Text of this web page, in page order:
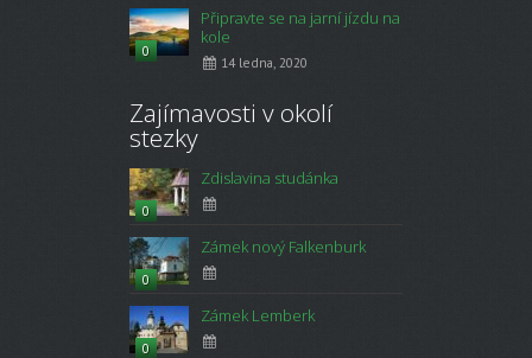
0
Připravte se na jarní jízdu na
kole
14 ledna, 2020
Zajímavosti v okolí
stezky
0
Zdislavina studánka
0
Zámek nový Falkenburk
0
Zámek Lemberk